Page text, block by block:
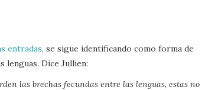
entradas, se sigue identificando como forma de
lenguas. Dice Jullien:
las brechas fecundas entre las lenguas, estas no